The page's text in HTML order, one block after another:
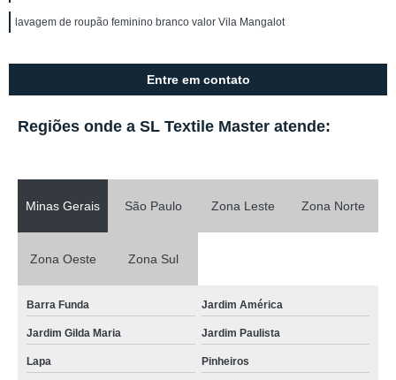
lavagem de roupão feminino branco valor Vila Mangalot
Entre em contato
Regiões onde a SL Textile Master atende:
Minas Gerais São Paulo Zona Leste Zona Norte
Zona Oeste Zona Sul
Barra Funda Jardim América
Jardim Gilda Maria Jardim Paulista
Lapa Pinheiros